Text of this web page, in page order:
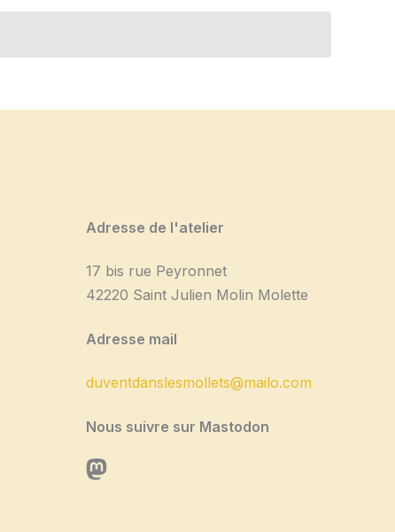
Adresse de l'atelier
17 bis rue Peyronnet
42220 Saint Julien Molin Molette
Adresse mail
duventdanslesmollets@mailo.com
Nous suivre sur Mastodon
Mastodon